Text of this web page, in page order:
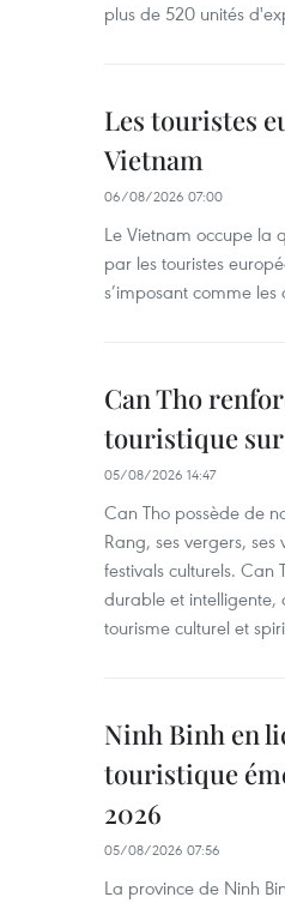
plus de 520 unités
Les touristes
Vietnam
06/08/2026 07:00
Le Vietnam occupe la
par les touristes
s’imposant comme
Can Tho
touristique
05/08/2026 14:47
Can Tho possède de
Rang, ses vergers,
festivals culturels.
durable et intelligente,
tourisme culturel et
Ninh Binh en
touristique
2026
05/08/2026 07:56
La province de Ninh